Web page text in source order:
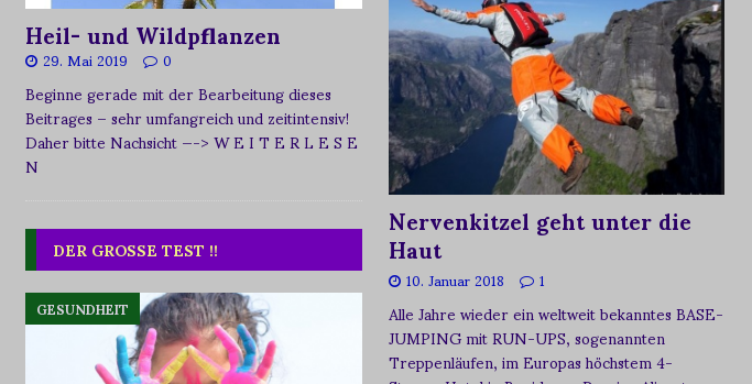
Heil- und Wildpflanzen
29. Mai 2019 0
Beginne gerade mit der Bearbeitung dieses
Beitrages – sehr umfangreich und zeitintensiv!
Daher bitte Nachsicht—-> W E I T E R L E S E
N
DER GROSSE TEST !!
GESUNDHEIT
Nervenkitzel geht unter die
Haut
10. Januar 2018 1
Alle Jahre wieder ein weltweit bekanntes BASE-
JUMPING mit RUN-UPS, sogenannten
Treppenläufen, im Europas höchstem 4-